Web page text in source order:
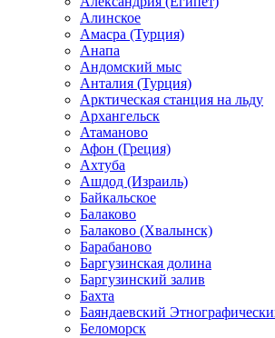
Алинское
Амасра (Турция)
Анапа
Андомский мыс
Анталия (Турция)
Арктическая станция на льду
Архангельск
Атаманово
Афон (Греция)
Ахтуба
Ашдод (Израиль)
Байкальское
Балаково
Балаково (Хвалынск)
Барабаново
Баргузинская долина
Баргузинский залив
Бахта
Баяндаевский
Беломорск